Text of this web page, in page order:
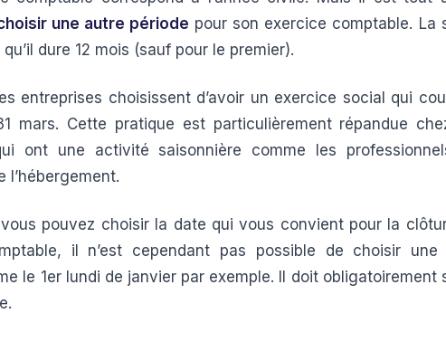
une autre période pour son exercice comptable. La
dure 12 mois (sauf pour le premier).
entreprises choisissent d’avoir un exercice social qui
mars. Cette pratique est particulièrement répandue
ont une activité saisonnière comme les
l’hébergement.
pouvez choisir la date qui vous convient pour la
il n’est cependant pas possible de choisir une
le 1er lundi de janvier par exemple. Il doit obligatoirement